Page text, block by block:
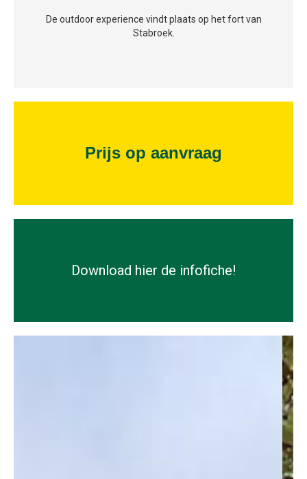
De outdoor experience vindt plaats op het fort van
Stabroek.
Prijs op aanvraag
Download hier de infofiche!